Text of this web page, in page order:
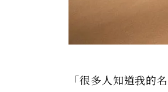
「很多人知道我